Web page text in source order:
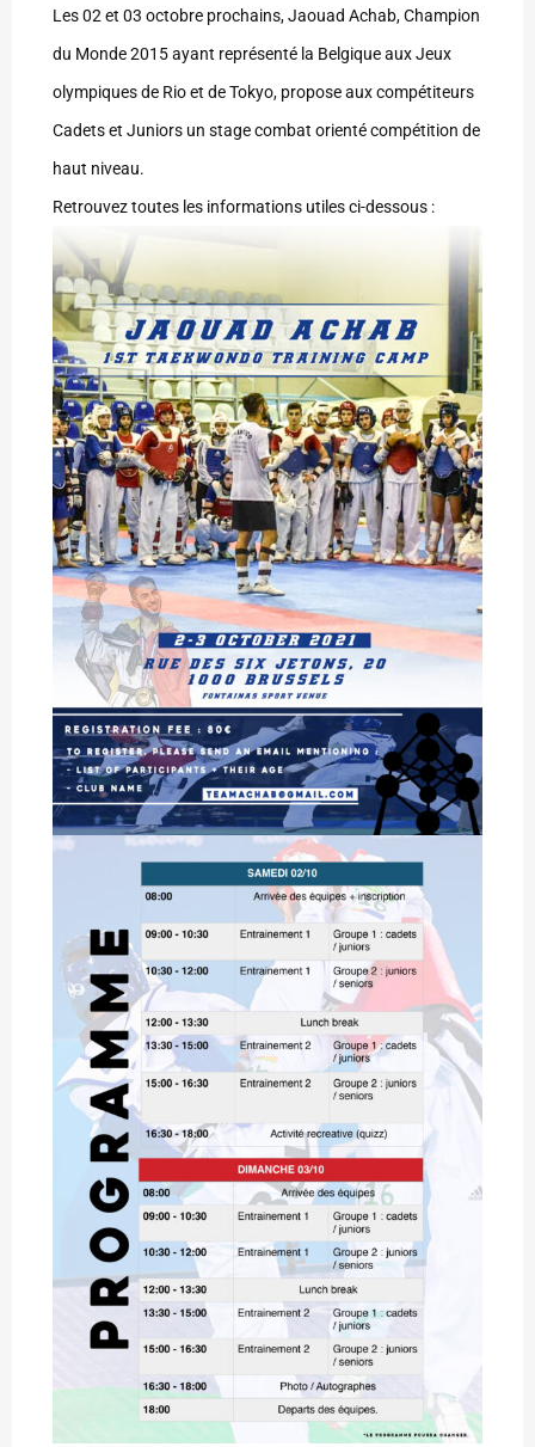
Les 02 et 03 octobre prochains, Jaouad Achab, Champion
du Monde 2015 ayant représenté la Belgique aux Jeux
olympiques de Rio et de Tokyo, propose aux compétiteurs
Cadets et Juniors un stage combat orienté compétition de
haut niveau.
Retrouvez toutes les informations utiles ci-dessous :